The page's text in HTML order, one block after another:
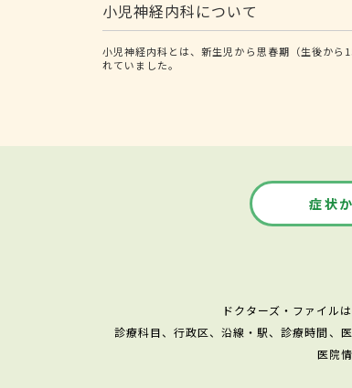
小児神経内科について
小児神経内科とは、新生児から思春期（生後か
れていました。
症状
ドクターズ・ファイル
診療科目、行政区、沿線・駅、診療時間、
医院